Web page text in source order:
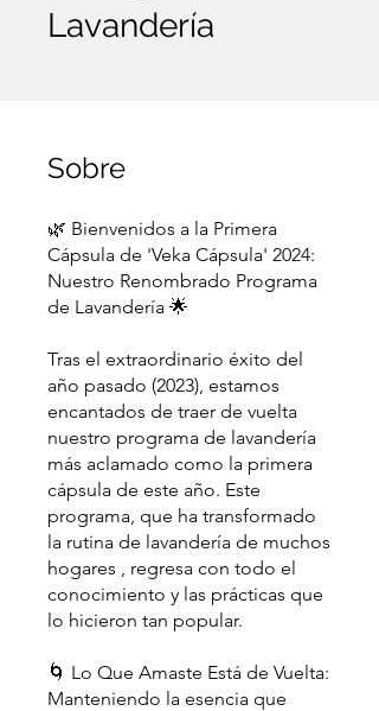
Lavandería
Sobre
🌿 Bienvenidos a la Primera
Cápsula de 'Veka Cápsula' 2024:
Nuestro Renombrado Programa
de Lavandería 🌟
Tras el extraordinario éxito del
año pasado (2023), estamos
encantados de traer de vuelta
nuestro programa de lavandería
más aclamado como la primera
cápsula de este año. Este
programa, que ha transformado
la rutina de lavandería de muchos
hogares , regresa con todo el
conocimiento y las prácticas que
lo hicieron tan popular.
🌀 Lo Que Amaste Está de Vuelta:
Manteniendo la esencia que